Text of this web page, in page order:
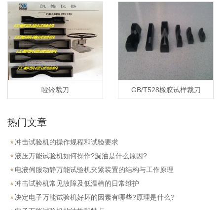
哑铃裁刀 GB/T528橡胶试样裁刀
热门文章
冲击试验机的操作规程和试验要求
液压万能试验机如何操作?漏油是什么原因?
电液伺服动静万能试验机夹紧装置的结构与工作原理
冲击试验机常见故障及低温槽的日常维护
决定电子万能试验机好坏的因素有哪些?原理是什么?